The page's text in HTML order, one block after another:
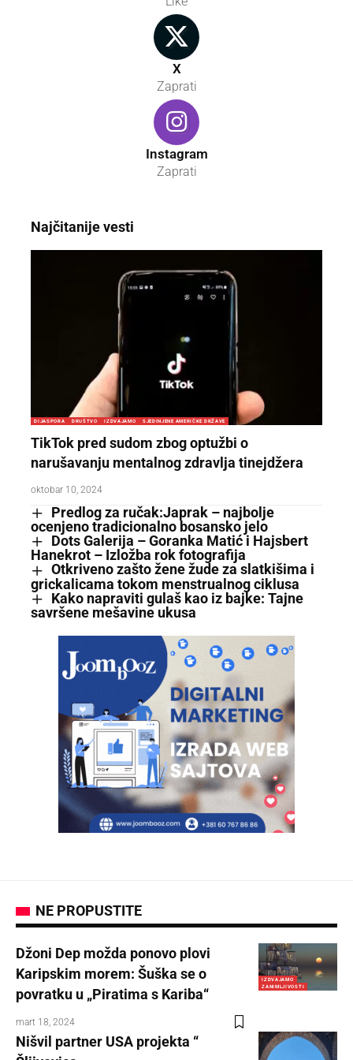
X
Zaprati
Instagram
Zaprati
Najčitanije vesti
DIJASPORA DRUŠTVO IZDVAJAMO SJEDINJENE AMERIČKE DRŽAVE
TikTok pred sudom zbog optužbi o
narušavanju mentalnog zdravlja tinejdžera
oktobar 10, 2024
Predlog za ručak:Japrak – najbolje
ocenjeno tradicionalno bosansko jelo
Dots Galerija – Goranka Matić i Hajsbert
Hanekrot – Izložba rok fotografija
Otkriveno zašto žene žude za slatkišima i
grickalicama tokom menstrualnog ciklusa
Kako napraviti gulaš kao iz bajke: Tajne
savršene mešavine ukusa
NE PROPUSTITE
IZDVAJAMO
ZANIMLJIVOSTI
Džoni Dep možda ponovo plovi
Karipskim morem: Šuška se o
povratku u „Piratima s Kariba“
mart 18, 2024
Nišvil partner USA projekta “